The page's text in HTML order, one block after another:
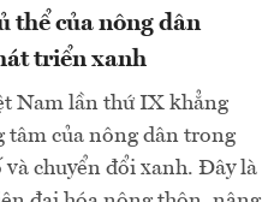
thể của nông dân
triển xanh
Nam lần thứ IX khẳng
tâm của nông dân trong
chuyển đổi xanh. Đây là